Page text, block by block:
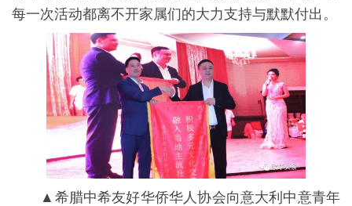
每一次活动都离不开家属们的大力支持与默默付出。
▲希腊中希友好华侨华人协会向意大利中意青年